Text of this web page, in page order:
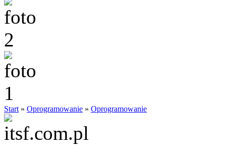
Start » Oprogramowanie » Oprogramowanie